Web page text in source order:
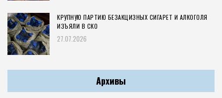
КРУПНУЮ ПАРТИЮ БЕЗАКЦИЗНЫХ СИГАРЕТ И АЛКОГОЛЯ
ИЗЪЯЛИ В СКО
27.07.2026
Архивы